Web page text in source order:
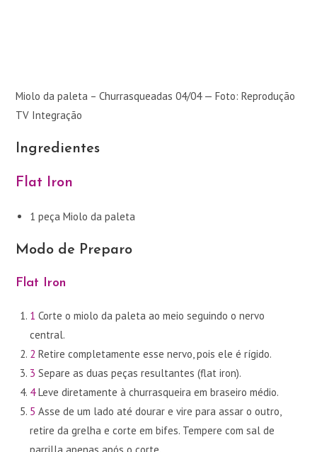
Miolo da paleta – Churrasqueadas 04/04 — Foto: Reprodução
TV Integração
Ingredientes
Flat Iron
1 peça Miolo da paleta
Modo de Preparo
Flat Iron
1 Corte o miolo da paleta ao meio seguindo o nervo
central.
2 Retire completamente esse nervo, pois ele é rígido.
3 Separe as duas peças resultantes (flat iron).
4 Leve diretamente à churrasqueira em braseiro médio.
5 Asse de um lado até dourar e vire para assar o outro,
retire da grelha e corte em bifes. Tempere com sal de